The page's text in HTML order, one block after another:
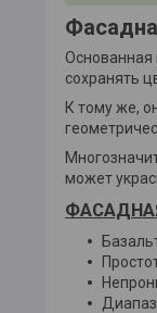
Основанная
сохранять
К тому же,
может